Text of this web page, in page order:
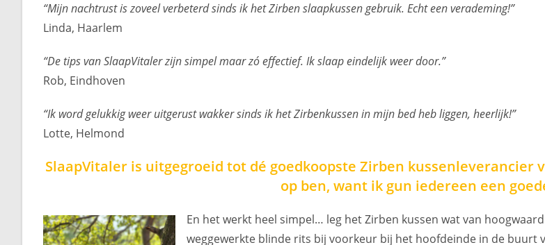
“Mijn nachtrust is zoveel verbeterd sinds ik het Zirben slaapkussen gebruik. Echt een verademing!”
Linda, Haarlem
“De tips van SlaapVitaler zijn simpel maar zó effectief. Ik slaap eindelijk weer door.”
Rob, Eindhoven
“Ik word gelukkig weer uitgerust wakker sinds ik het Zirbenkussen in mijn bed heb liggen, heerlijk!”
Lotte, Helmond
SlaapVitaler is uitgegroeid tot dé goedkoopste Zirben kussenleverancier
op ben, want ik gun iedereen een
En het werkt heel simpel… leg het Zirben kussen wat van
weggewerkte blinde rits bij voorkeur bij het hoofdeinde in de buurt